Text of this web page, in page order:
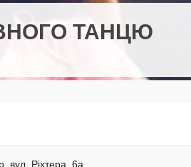
ТАНЦЮ
вул. Ріхтера, 6а